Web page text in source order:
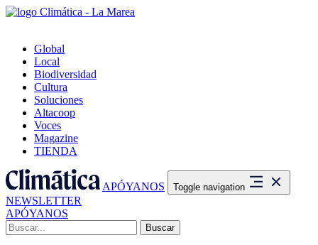
Global
Local
Biodiversidad
Cultura
Soluciones
Altacoop
Voces
Magazine
TIENDA
APÓYANOS Toggle navigation
NEWSLETTER
APÓYANOS
Buscar: